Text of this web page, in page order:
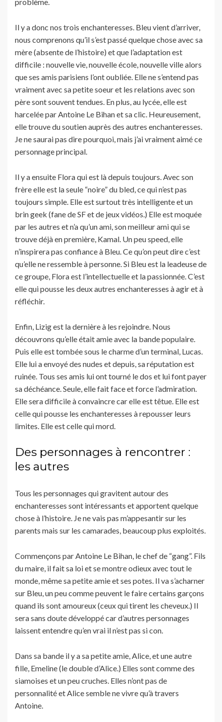
Il y a donc nos trois enchanteresses. Bleu vient d’arriver,
nous comprenons qu’il s’est passé quelque chose avec sa
mère (absente de l’histoire) et que l’adaptation est
difficile : nouvelle vie, nouvelle école, nouvelle ville alors
que ses amis parisiens l’ont oubliée. Elle ne s’entend pas
vraiment avec sa petite soeur et les relations avec son
père sont souvent tendues. En plus, au lycée, elle est
harcelée par Antoine Le Bihan et sa clic. Heureusement,
elle trouve du soutien auprès des autres enchanteresses.
Je ne saurai pas dire pourquoi, mais j’ai vraiment aimé ce
personnage principal.
Il y a ensuite Flora qui est là depuis toujours. Avec son
frère elle est la seule “noire” du bled, ce qui n’est pas
toujours simple. Elle est surtout très intelligente et un
brin geek (fane de SF et de jeux vidéos.) Elle est moquée
par les autres et n’a qu’un ami, son meilleur ami qui se
trouve déjà en première, Kamal. Un peu speed, elle
n’inspirera pas confiance à Bleu. Ce qu’on peut dire c’est
qu’elle ne ressemble à personne. Si Bleu est la leadeuse de
ce groupe, Flora est l’intellectuelle et la passionnée. C’est
elle qui pousse les deux autres enchanteresses à agir et à
réfléchir.
Enfin, Lizig est la dernière à les rejoindre. Nous
découvrons qu’elle était amie avec la bande populaire.
Puis elle est tombée sous le charme d’un terminal, Lucas.
Elle lui a envoyé des nudes et depuis, sa réputation est
ruinée. Tous ses amis lui ont tourné le dos et lui font payer
sa déchéance. Seule, elle fait face et force l’admiration.
Elle sera difficile à convaincre car elle est têtue. Elle est
celle qui pousse les enchanteresses à repousser leurs
limites. Elle est celle qui mord.
Des personnages à rencontrer :
les autres
Tous les personnages qui gravitent autour des
enchanteresses sont intéressants et apportent quelque
chose à l’histoire. Je ne vais pas m’appesantir sur les
parents mais sur les camarades, beaucoup plus exploités.
Commençons par Antoine Le Bihan, le chef de “gang”. Fils
du maire, il fait sa loi et se montre odieux avec tout le
monde, même sa petite amie et ses potes. Il va s’acharner
sur Bleu, un peu comme peuvent le faire certains garçons
quand ils sont amoureux (ceux qui tirent les cheveux.) Il
sera sans doute développé car d’autres personnages
laissent entendre qu’en vrai il n’est pas si con.
Dans sa bande il y a sa petite amie, Alice, et une autre
fille, Emeline (le double d’Alice.) Elles sont comme des
siamoises et un peu cruches. Elles n’ont pas de
personnalité et Alice semble ne vivre qu’à travers
Antoine.